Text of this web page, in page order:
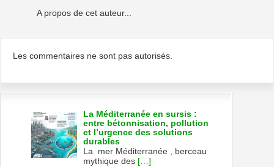
A propos de cet auteur...
Les commentaires ne sont pas autorisés.
La Méditerranée en sursis :
entre bétonnisation, pollution
et l’urgence des solutions
durables
La mer Méditerranée , berceau
mythique des […]